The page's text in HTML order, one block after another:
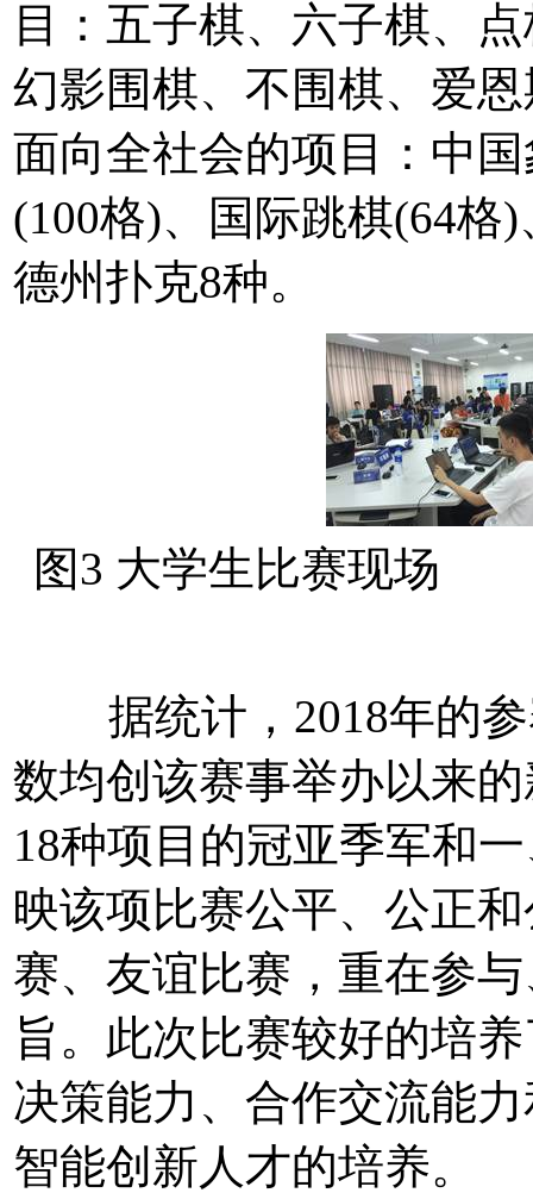
目：五子棋、六子棋、
幻影围棋、不围棋、爱
面向全社会的项目：中
(100格)、国际跳棋(64格
德州扑克8种。
图3 大学生比赛现场
据统计，2018年的参
数均创该赛事举办以来
18种项目的冠亚季军和
映该项比赛公平、公正
赛、友谊比赛，重在参
旨。此次比赛较好的培
决策能力、合作交流能
智能创新人才的培养。